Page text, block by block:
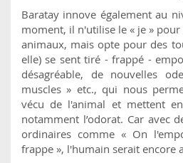
Baratay innove également au
moment, il n'utilise le « je »
animaux, mais opte pour des
elle) se sent tiré - frappé -
désagréable, de nouvelles
muscles » etc., qui nous
vécu de l'animal et mettent
notamment l’odorat. Car avec
ordinaires comme « On
frappe », l'humain serait encore